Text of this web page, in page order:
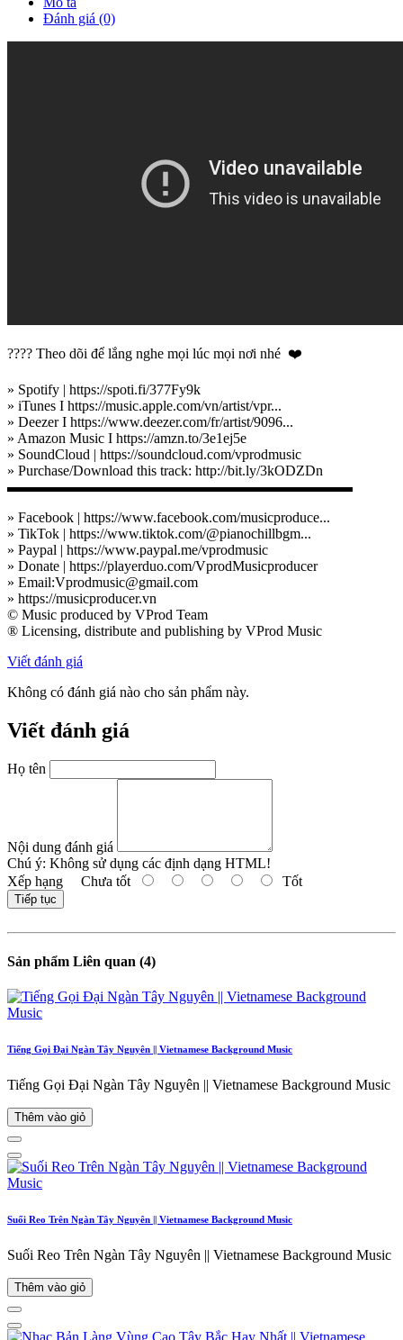
Đánh giá (0)
???? Theo dõi để lắng nghe mọi lúc mọi nơi nhé ❤️
» Spotify | https://spoti.fi/377Fy9k
» iTunes I https://music.apple.com/vn/artist/vpr...
» Deezer I https://www.deezer.com/fr/artist/9096...
» Amazon Music I https://amzn.to/3e1ej5e
» SoundCloud | https://soundcloud.com/vprodmusic
» Purchase/Download this track: http://bit.ly/3kODZDn
▬▬▬▬▬▬▬▬▬▬▬▬▬▬▬▬▬▬▬▬▬▬▬▬
» Facebook | https://www.facebook.com/musicproduce...
» TikTok | https://www.tiktok.com/@pianochillbgm...
» Paypal | https://www.paypal.me/vprodmusic
» Donate | https://playerduo.com/VprodMusicproducer
» Email:Vprodmusic@gmail.com
» https://musicproducer.vn
© Music produced by VProd Team
® Licensing, distribute and publishing by VProd Music
Viết đánh giá
Không có đánh giá nào cho sản phẩm này.
Viết đánh giá
Họ tên
Nội dung đánh giá
Chú ý: Không sử dụng các định dạng HTML!
Xếp hạng Chưa tốt Tốt
Tiếp tục
Sản phẩm Liên quan (4)
Tiếng Gọi Đại Ngàn Tây Nguyên || Vietnamese Background Music
Tiếng Gọi Đại Ngàn Tây Nguyên || Vietnamese Background Music
Thêm vào giỏ
Suối Reo Trên Ngàn Tây Nguyên || Vietnamese Background Music
Suối Reo Trên Ngàn Tây Nguyên || Vietnamese Background Music
Thêm vào giỏ